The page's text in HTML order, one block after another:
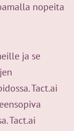
nopeita
ja se
Tact.ai
Tact.ai